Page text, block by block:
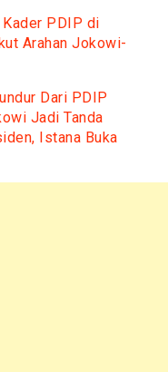
PDIP di
Arahan Jokowi-
Dari PDIP
Jadi Tanda
Istana Buka